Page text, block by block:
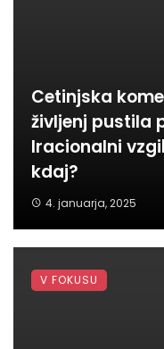
Cetinjska
življenj pustila
Iracionalni
kdaj?
4. januarja, 2025
V FOKUSU